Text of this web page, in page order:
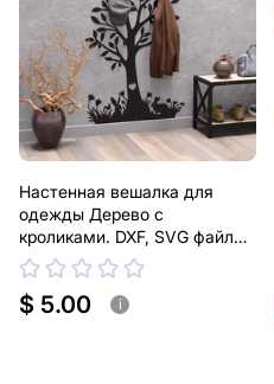
Настенная вешалка для
одежды Дерево с
кроликами. DXF, SVG файлы
для плазменной, лазерной
резки
$ 5.00 i